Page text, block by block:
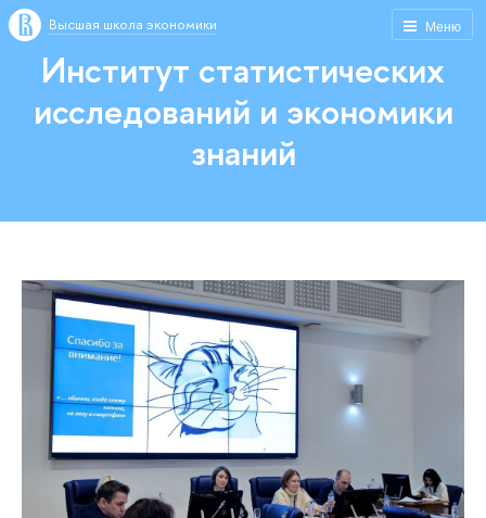
Меню
Высшая школа экономики
Институт статистических
исследований и экономики
знаний